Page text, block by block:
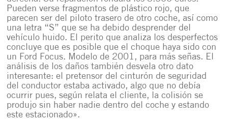
Pueden verse fragmentos de plástico rojo, que
parecen ser del piloto trasero de otro coche, así como
una letra “S” que se ha debido desprender del
vehículo huido. El perito que analiza los desperfectos
concluye que es posible que el choque haya sido con
un Ford Focus. Modelo de 2001, para más señas. El
análisis de los daños también desvela otro dato
interesante: el pretensor del cinturón de seguridad
del conductor estaba activado, algo que no debía
ocurrir pues, según relata el cliente, la colisión se
produjo sin haber nadie dentro del coche y estando
este estacionado».